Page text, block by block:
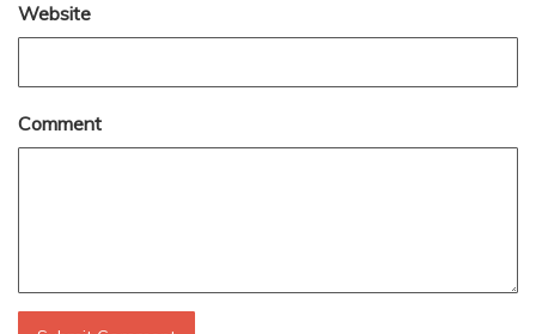
Website
Comment